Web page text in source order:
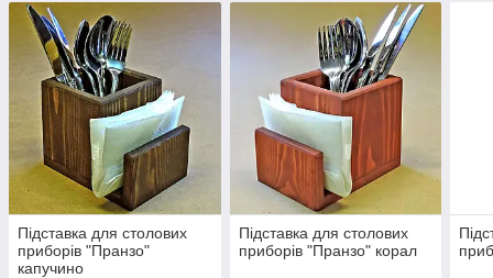
Підставка для столових
приборів "Пранзо"
капучино
Підставка для столових
приборів "Пранзо" корал